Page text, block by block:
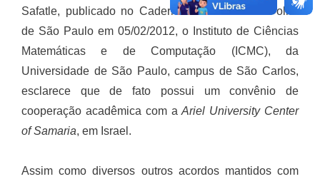
Safatle, publicado no Caderno Ilustríssima da Folha
de São Paulo em 05/02/2012, o Instituto de Ciências
Matemáticas e de Computação (ICMC), da
Universidade de São Paulo, campus de São Carlos,
esclarece que de fato possui um convênio de
cooperação acadêmica com aAriel University Center
of Samaria, em Israel.
Assim como diversos outros acordos mantidos com